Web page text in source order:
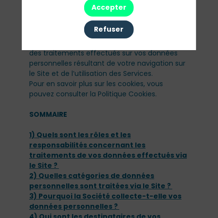
détaillées à l’Annexe A « Description des
Services » dans les Conditions Générales
d’Utilisation du Site (ci-après les «
des traitements effectués sur vos données
personnelles résultant de votre navigation sur
le Site et de l’utilisation des Services.
Pour en savoir plus sur les cookies, vous
pouvez consulter la Politique Cookies.
SOMMAIRE
1) Quels sont les rôles et les
responsabilités concernant les
traitements de vos données effectués via
le Site ?
2) Quelles catégories de données
personnelles sont traitées via le Site ?
3) Pourquoi la Société collecte-t-elle vos
données personnelles ?
Accepter
Refuser